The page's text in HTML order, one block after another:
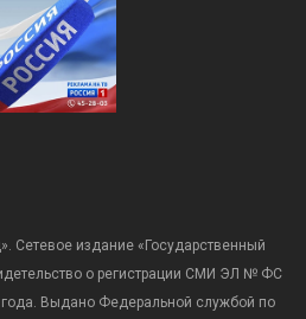
Сетевое издание «Государственный
о регистрации СМИ ЭЛ № ФС
года. Выдано Федеральной службой по